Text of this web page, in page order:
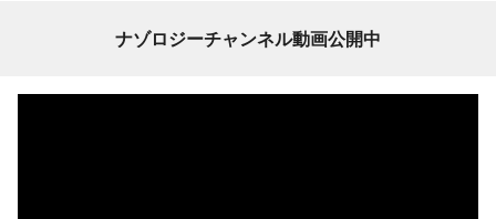
ナゾロジーチャンネル動画公開中